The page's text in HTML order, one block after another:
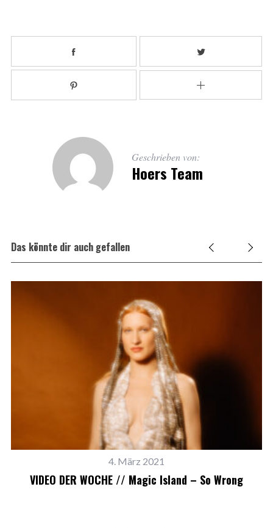
Geschrieben von:
Hoers Team
Das könnte dir auch gefallen
4. März 2021
VIDEO DER WOCHE // Magic Island – So Wrong